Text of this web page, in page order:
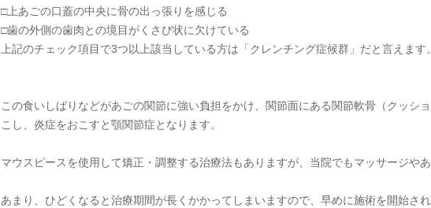
□上あごの口蓋の中央に骨の出っ張りを感じる
□歯の外側の歯肉との境目がくさび状に欠けている
上記のチェック項目で3つ以上該当している方は「クレンチング症候群」だと言えます。
この食いしばりなどがあごの関節に強い負担をかけ、関節面にある関節軟骨（クッシ
こし、炎症をおこすと顎関節症となります。
マウスピースを使用して矯正・調整する治療法もありますが、当院でもマッサージや
あまり、ひどくなると治療期間が長くかかってしまいますので、早めに施術を開始さ